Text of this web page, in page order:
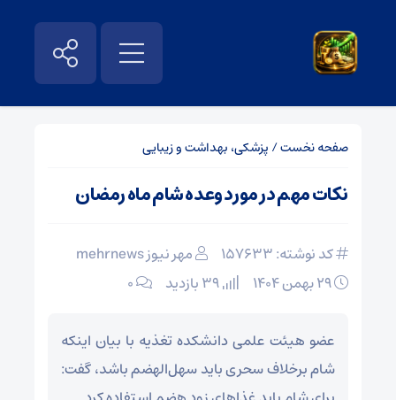
صفحه نخست/ پزشکی، بهداشت و زیبایی
نکات مهم در مورد وعده شام ماه رمضان
کد نوشته: 157633
مهر نیوز mehrnews
۰
عضو هیئت علمی دانشکده تغذیه با بیان اینکه
شام برخلاف سحری باید سهل‌الهضم باشد، گفت: